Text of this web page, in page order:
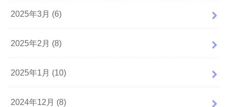
2025年3月 (6)
2025年2月 (8)
2025年1月 (10)
2024年12月 (8)